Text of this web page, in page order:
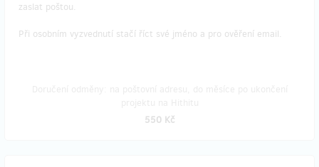
zaslat poštou.
Při osobním vyzvednutí stačí říct své jméno a pro ověření email.
550 Kč